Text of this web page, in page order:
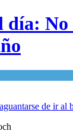
día: No